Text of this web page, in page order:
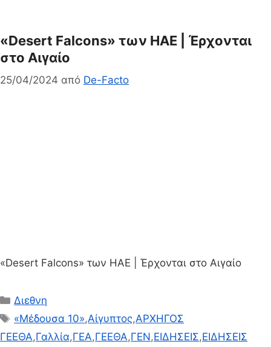
«Desert Falcons» των ΗΑΕ | Έρχονται
στο Αιγαίο
25/04/2024 από De-Facto
«Desert Falcons» των ΗΑΕ | Έρχονται στο Αιγαίο
Κατηγορίες
Διεθνη
Ετικέτες
«Μέδουσα 10»,Αίγυπτος,ΑΡΧΗΓΟΣ
ΓΕΕΘΑ,Γαλλία,ΓΕΑ,ΓΕΕΘΑ,ΓΕΝ,ΕΙΔΗΣΕΙΣ,ΕΙΔΗΣΕΙΣ